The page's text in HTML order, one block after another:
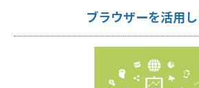
ブラウザーを活用